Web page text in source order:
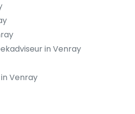
in Venray
Venray